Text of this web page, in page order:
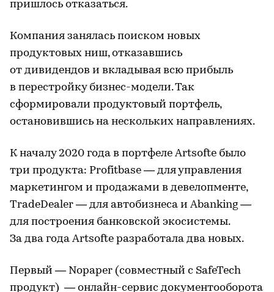
пришлось отказаться.
Компания занялась поиском новых
продуктовых ниш, отказавшись
от дивидендов и вкладывая всю прибыль
в перестройку бизнес-модели. Так
сформировали продуктовый портфель,
остановившись на нескольких направлениях.
К началу 2020 года в портфеле Artsofte было
три продукта: Profitbase — для управления
маркетингом и продажами в девелопменте,
TradeDealer — для автобизнеса и Abanking —
для построения банковской экосистемы.
За два года Artsofte разработала два новых.
Первый — Nopaper (совместный с SafeTech
продукт) — онлайн-сервис документооборота